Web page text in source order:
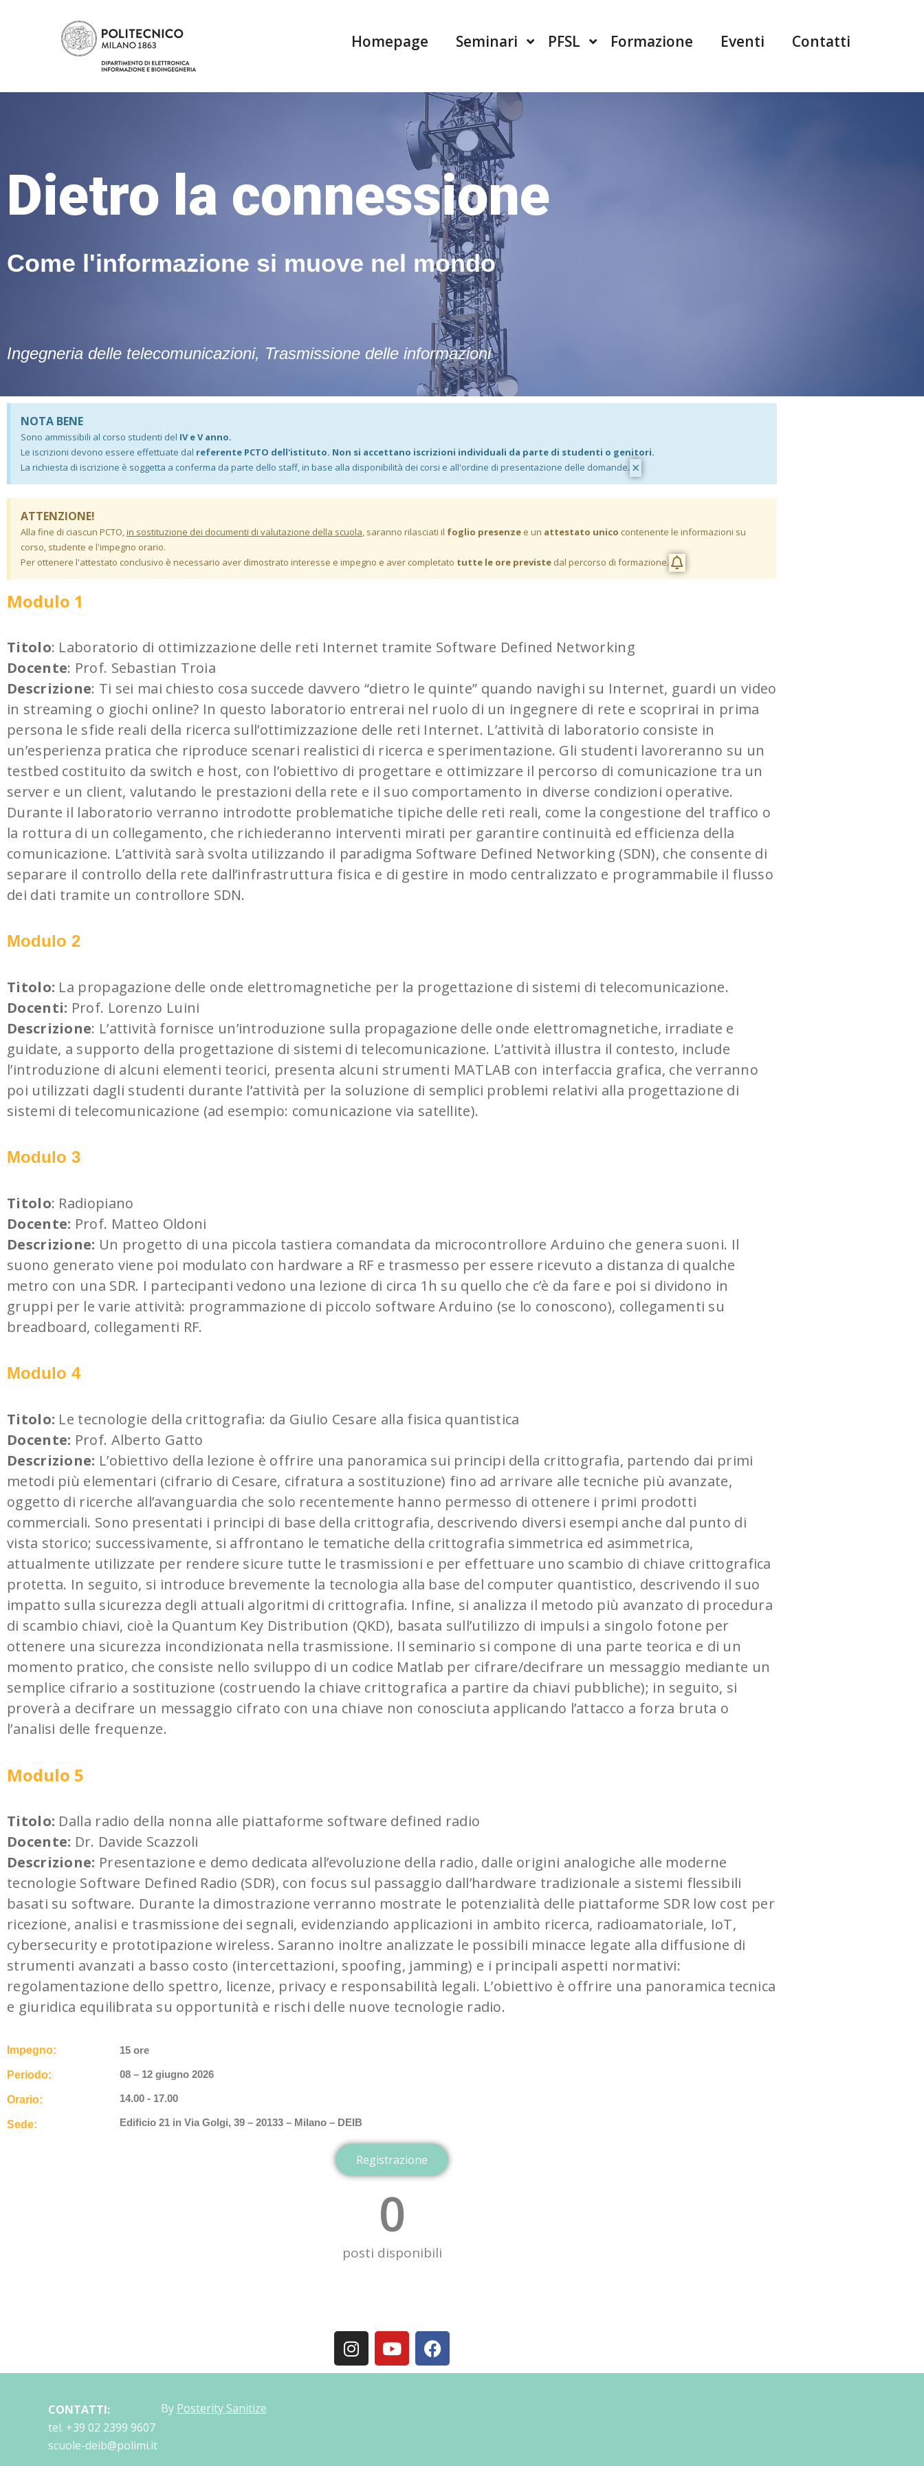
Homepage Seminari PFSL Formazione Eventi Contatti
Dietro la connessione
Come l'informazione si muove nel mondo
Ingegneria delle telecomunicazioni, Trasmissione delle informazioni
NOTA BENE
Sono ammissibili al corso studenti del IV e V anno.
Le iscrizioni devono essere effettuate dal referente PCTO dell'istituto. Non si accettano iscrizioni individuali da parte di studenti o genitori.
La richiesta di iscrizione è soggetta a conferma da parte dello staff, in base alla disponibilità dei corsi e all'ordine di presentazione delle domande. ×
ATTENZIONE!
Alla fine di ciascun PCTO,in sostituzione dei documenti di valutazione della scuola, saranno rilasciati il foglio presenze e un attestato unico contenente le informazioni su
corso, studente e l'impegno orario.
Per ottenere l'attestato conclusivo è necessario aver dimostrato interesse e impegno e aver completato tutte le ore previste dal percorso di formazione.
Modulo 1
Titolo: Laboratorio di ottimizzazione delle reti Internet tramite Software Defined Networking
Docente: Prof. Sebastian Troia
Descrizione: Ti sei mai chiesto cosa succede davvero “dietro le quinte” quando navighi su Internet, guardi un video
in streaming o giochi online? In questo laboratorio entrerai nel ruolo di un ingegnere di rete e scoprirai in prima
persona le sfide reali della ricerca sull’ottimizzazione delle reti Internet. L’attività di laboratorio consiste in
un’esperienza pratica che riproduce scenari realistici di ricerca e sperimentazione. Gli studenti lavoreranno su un
testbed costituito da switch e host, con l’obiettivo di progettare e ottimizzare il percorso di comunicazione tra un
server e un client, valutando le prestazioni della rete e il suo comportamento in diverse condizioni operative.
Durante il laboratorio verranno introdotte problematiche tipiche delle reti reali, come la congestione del traffico o
la rottura di un collegamento, che richiederanno interventi mirati per garantire continuità ed efficienza della
comunicazione. L’attività sarà svolta utilizzando il paradigma Software Defined Networking (SDN), che consente di
separare il controllo della rete dall’infrastruttura fisica e di gestire in modo centralizzato e programmabile il flusso
dei dati tramite un controllore SDN.
Modulo 2
Titolo: La propagazione delle onde elettromagnetiche per la progettazione di sistemi di telecomunicazione.
Docenti: Prof. Lorenzo Luini
Descrizione: L’attività fornisce un’introduzione sulla propagazione delle onde elettromagnetiche, irradiate e
guidate, a supporto della progettazione di sistemi di telecomunicazione. L’attività illustra il contesto, include
l’introduzione di alcuni elementi teorici, presenta alcuni strumenti MATLAB con interfaccia grafica, che verranno
poi utilizzati dagli studenti durante l’attività per la soluzione di semplici problemi relativi alla progettazione di
sistemi di telecomunicazione (ad esempio: comunicazione via satellite).
Modulo 3
Titolo: Radiopiano
Docente: Prof. Matteo Oldoni
Descrizione: Un progetto di una piccola tastiera comandata da microcontrollore Arduino che genera suoni. Il
suono generato viene poi modulato con hardware a RF e trasmesso per essere ricevuto a distanza di qualche
metro con una SDR. I partecipanti vedono una lezione di circa 1h su quello che c’è da fare e poi si dividono in
gruppi per le varie attività: programmazione di piccolo software Arduino (se lo conoscono), collegamenti su
breadboard, collegamenti RF.
Modulo 4
Titolo: Le tecnologie della crittografia: da Giulio Cesare alla fisica quantistica
Docente: Prof. Alberto Gatto
Descrizione: L’obiettivo della lezione è offrire una panoramica sui principi della crittografia, partendo dai primi
metodi più elementari (cifrario di Cesare, cifratura a sostituzione) fino ad arrivare alle tecniche più avanzate,
oggetto di ricerche all’avanguardia che solo recentemente hanno permesso di ottenere i primi prodotti
commerciali. Sono presentati i principi di base della crittografia, descrivendo diversi esempi anche dal punto di
vista storico; successivamente, si affrontano le tematiche della crittografia simmetrica ed asimmetrica,
attualmente utilizzate per rendere sicure tutte le trasmissioni e per effettuare uno scambio di chiave crittografica
protetta. In seguito, si introduce brevemente la tecnologia alla base del computer quantistico, descrivendo il suo
impatto sulla sicurezza degli attuali algoritmi di crittografia. Infine, si analizza il metodo più avanzato di procedura
di scambio chiavi, cioè la Quantum Key Distribution (QKD), basata sull’utilizzo di impulsi a singolo fotone per
ottenere una sicurezza incondizionata nella trasmissione. Il seminario si compone di una parte teorica e di un
momento pratico, che consiste nello sviluppo di un codice Matlab per cifrare/decifrare un messaggio mediante un
semplice cifrario a sostituzione (costruendo la chiave crittografica a partire da chiavi pubbliche); in seguito, si
proverà a decifrare un messaggio cifrato con una chiave non conosciuta applicando l’attacco a forza bruta o
l’analisi delle frequenze.
Modulo 5
Titolo: Dalla radio della nonna alle piattaforme software defined radio
Docente: Dr. Davide Scazzoli
Descrizione: Presentazione e demo dedicata all’evoluzione della radio, dalle origini analogiche alle moderne
tecnologie Software Defined Radio (SDR), con focus sul passaggio dall’hardware tradizionale a sistemi flessibili
basati su software. Durante la dimostrazione verranno mostrate le potenzialità delle piattaforme SDR low cost per
ricezione, analisi e trasmissione dei segnali, evidenziando applicazioni in ambito ricerca, radioamatoriale, IoT,
cybersecurity e prototipazione wireless. Saranno inoltre analizzate le possibili minacce legate alla diffusione di
strumenti avanzati a basso costo (intercettazioni, spoofing, jamming) e i principali aspetti normativi:
regolamentazione dello spettro, licenze, privacy e responsabilità legali. L’obiettivo è offrire una panoramica tecnica
e giuridica equilibrata su opportunità e rischi delle nuove tecnologie radio.
Impegno:
Periodo:
Orario:
Sede:
15 ore
08 – 12 giugno 2026
14.00 - 17.00
Edificio 21 in Via Golgi, 39 – 20133 – Milano – DEIB
Registrazione
posti disponibili
0
CONTATTI:
tel. +39 02 2399 9607
scuole-deib@polimi.it
By Posterity Sanitize